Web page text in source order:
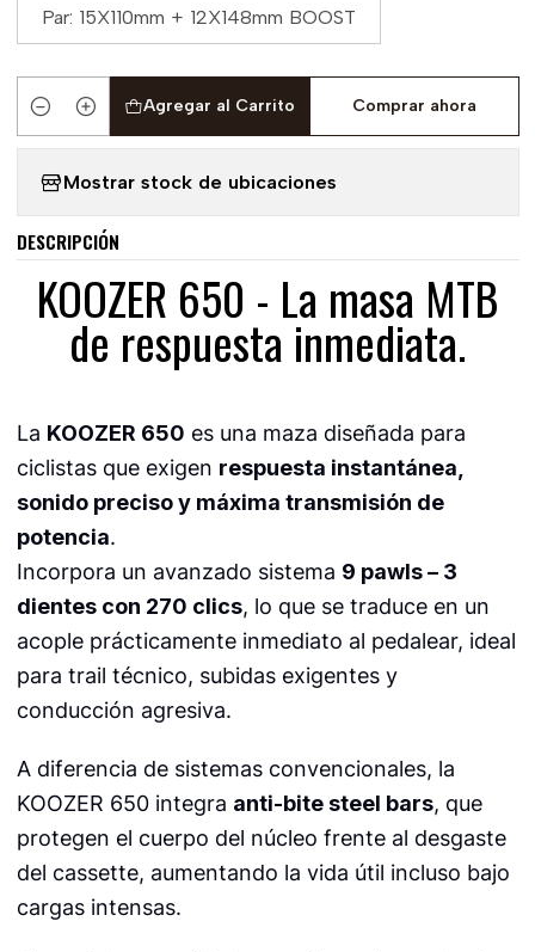
Par: 15X110mm + 12X148mm BOOST
Cantidad
Agregar al Carrito Comprar ahora
Mostrar stock de ubicaciones
DESCRIPCIÓN
KOOZER 650 - La masa MTB
de respuesta inmediata.
La KOOZER 650 es una maza diseñada para
ciclistas que exigen respuesta instantánea,
sonido preciso y máxima transmisión de
potencia.
Incorpora un avanzado sistema 9 pawls – 3
dientes con 270 clics, lo que se traduce en un
acople prácticamente inmediato al pedalear, ideal
para trail técnico, subidas exigentes y
conducción agresiva.
A diferencia de sistemas convencionales, la
KOOZER 650 integra anti-bite steel bars, que
protegen el cuerpo del núcleo frente al desgaste
del cassette, aumentando la vida útil incluso bajo
cargas intensas.